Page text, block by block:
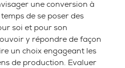
une conversion à
temps de se poser des
soi et pour son
y répondre de façon
un choix engageant les
de production. Evaluer